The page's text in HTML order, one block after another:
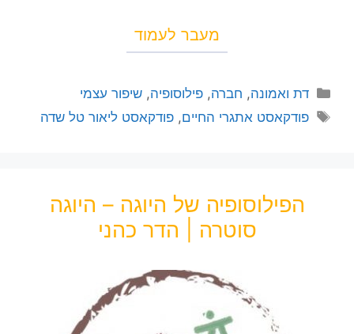
מעבר לעמוד
דת ואמונה, חברה,פילוסופיה,שיפור עצמי
פודקאסט אתגרי החיים,פודקאסט ליאור טל שדה
הפילוסופיה של היוגה – היוגה
סוטרה | הדר כהני